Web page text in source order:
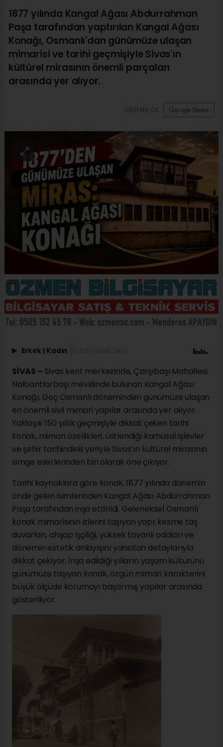
1877 yılında Kangal Ağası Abdurrahman
Paşa tarafından yaptırılan Kangal Ağası
Konağı, Osmanlı'dan günümüze ulaşan
mimarisi ve tarihi geçmişiyle Sivas'ın
kültürel mirasının önemli parçaları
arasında yer alıyor.
Erkek Kadın
SİVAS – Sivas kent merkezinde, Çarşıbaşı Mahallesi
Nalbantlarbaşı mevkiinde bulunan Kangal Ağası
Konağı, Geç Osmanlı döneminden günümüze ulaşan
en önemli sivil mimari yapılar arasında yer alıyor.
Yaklaşık 150 yıllık geçmişiyle dikkat çeken tarihi
konak, mimari özellikleri, üstlendiği kamusal işlevler
ve şehir tarihindeki yeriyle Sivas’ın kültürel mirasının
simge eserlerinden biri olarak öne çıkıyor.
Tarihi kaynaklara göre konak, 1877 yılında dönemin
önde gelen isimlerinden Kangal Ağası Abdurrahman
Paşa tarafından inşa ettirildi. Geleneksel Osmanlı
konak mimarisinin izlerini taşıyan yapı; kesme taş
duvarları, ahşap işçiliği, yüksek tavanlı odaları ve
dönemin estetik anlayışını yansıtan detaylarıyla
dikkat çekiyor. İnşa edildiği yılların yaşam kültürünü
günümüze taşıyan konak, özgün mimari karakterini
büyük ölçüde korumayı başarmış yapılar arasında
gösteriliyor.